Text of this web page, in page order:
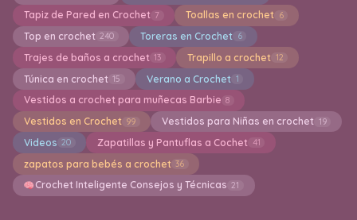
Tapiz de Pared en Crochet 7 Toallas en crochet 6
Top en crochet 240 Toreras en Crochet 6
Trajes de baños a crochet 13 Trapillo a crochet 12
Túnica en crochet 15 Verano a Crochet 1
Vestidos a crochet para muñecas Barbie 8
Vestidos en Crochet 99 Vestidos para Niñas en crochet 19
Videos 20 Zapatillas y Pantuflas a Cochet 41
zapatos para bebés a crochet 36
Crochet Inteligente Consejos y Técnicas 21